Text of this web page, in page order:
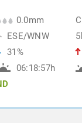
0.0mm
ESE/WNW
31%
06:18:57h